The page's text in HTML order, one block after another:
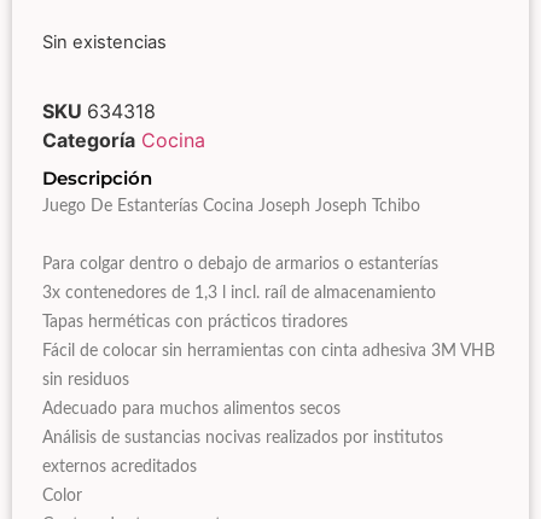
Sin existencias
SKU 634318
Categoría Cocina
Descripción
Juego De Estanterías Cocina Joseph Joseph Tchibo
Para colgar dentro o debajo de armarios o estanterías
3x contenedores de 1,3 l incl. raíl de almacenamiento
Tapas herméticas con prácticos tiradores
Fácil de colocar sin herramientas con cinta adhesiva 3M VHB
sin residuos
Adecuado para muchos alimentos secos
Análisis de sustancias nocivas realizados por institutos
externos acreditados
Color